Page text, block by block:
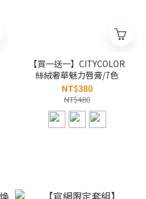
【買一送一】CITYCOLOR
絲絨奢華魅力唇膏/7色
NT$380
NT$480